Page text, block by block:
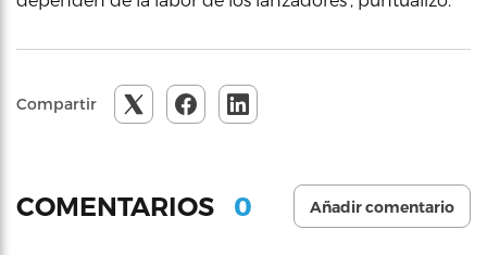
Compartir
COMENTARIOS 0 Añadir comentario